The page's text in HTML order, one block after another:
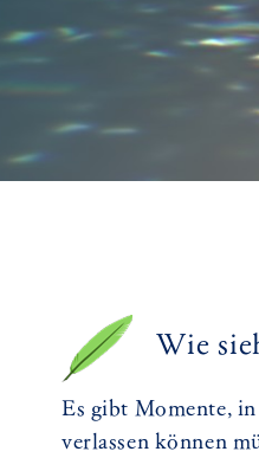
Wie
Es gibt Momente,
verlassen können